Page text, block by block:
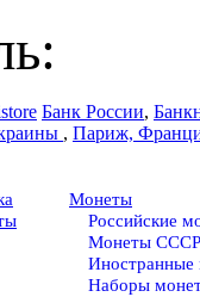
Банк России,
, Париж,
Монеты
Российские
Монеты СССР
Иностранные
Наборы